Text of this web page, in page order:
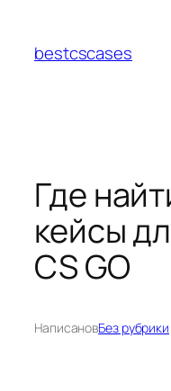
содержимому
bestcscases
Где
кейсы
CS GO
НаписановБез рубрики